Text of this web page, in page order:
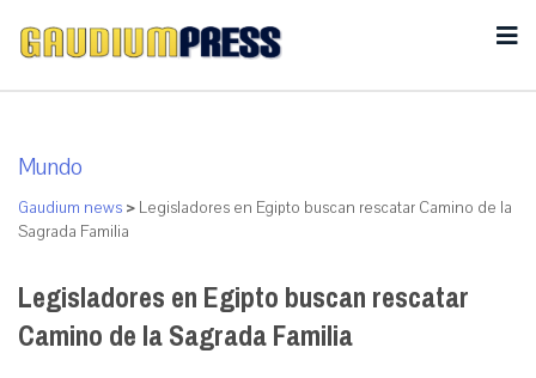
Mundo
Gaudium news > Legisladores en Egipto buscan rescatar Camino de la
Sagrada Familia
Legisladores en Egipto buscan rescatar
Camino de la Sagrada Familia